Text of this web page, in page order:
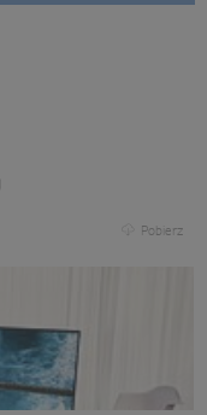
Pobierz